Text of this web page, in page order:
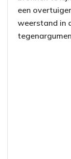
een
weerstand in